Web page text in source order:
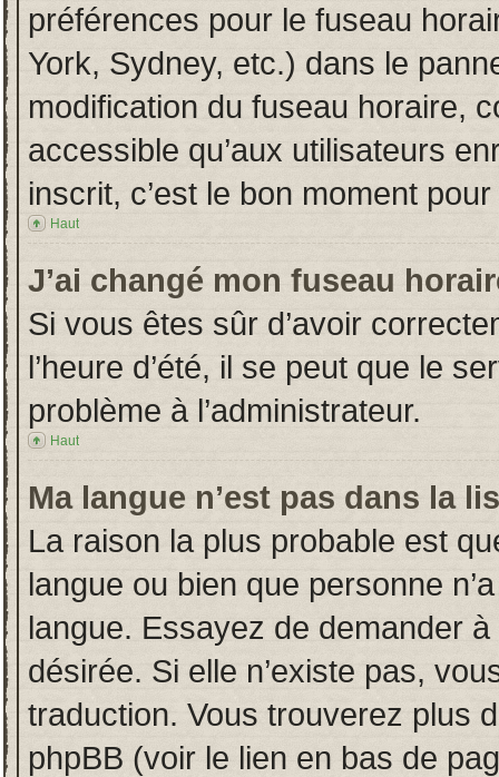
préférences pour le fuseau
York, Sydney, etc.) dans le
modification du fuseau horaire,
accessible qu’aux utilisateurs
inscrit, c’est le bon moment
Haut
J’ai changé mon fuseau
Si vous êtes sûr d’avoir
l’heure d’été, il se peut que le
problème à l’administrateur.
Haut
Ma langue n’est pas dans la
La raison la plus probable est
langue ou bien que personne
langue. Essayez de demander à
désirée. Si elle n’existe pas,
traduction. Vous trouverez plus
phpBB (voir le lien en bas de